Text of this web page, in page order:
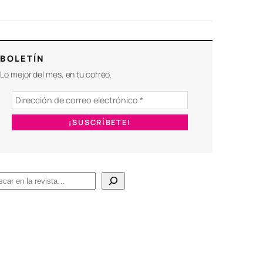
BOLETÍN
Lo mejor del mes, en tu correo.